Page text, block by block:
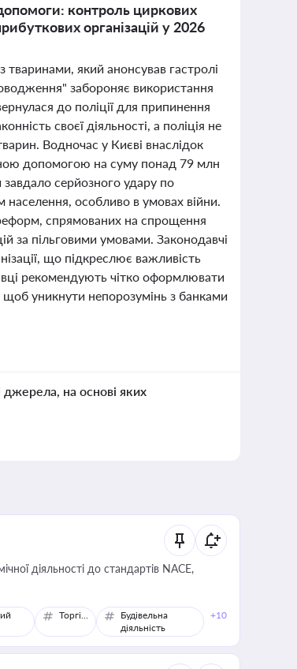
контроль циркових
організацій у 2026
який анонсував гастролі
забороняє використання
до поліції для припинення
своєї діяльності, а поліція не
Водночас у Києві внаслідок
допомогою на суму понад 79 млн
серйозного удару по
особливо в умовах війни.
реформ, спрямованих на спрощення
за пільговими умовами. Законодавчі
що підкреслює важливість
рекомендують чітко оформлювати
уникнути непорозумінь з банками
джерела, на основі яких
діяльності до стандартів NACE,
Торгівля
Будівельна
діяльність
+10